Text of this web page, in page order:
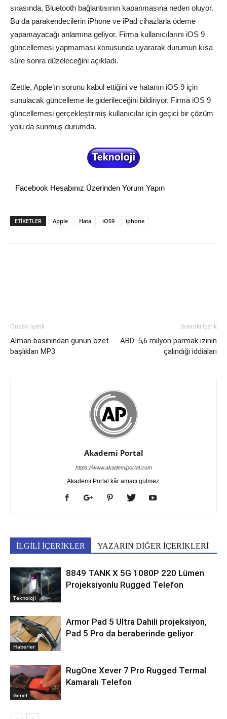
sırasında, Bluetooth bağlantısının kapanmasına neden oluyor.
Bu da parakendecilerin iPhone ve iPad cihazlarla ödeme
yapamayacağı anlamına geliyor. Firma kullanıcılarını iOS 9
güncellemesi yapmaması konusunda uyararak durumun kısa
süre sonra düzeleceğini açıkladı.
iZettle, Apple’ın sorunu kabul ettiğini ve hatanın iOS 9 için
sunulacak güncelleme ile giderileceğini bildiriyor. Firma iOS 9
güncellemesi gerçekleştirmiş kullanıcılar için geçici bir çözüm
yolu da sunmuş durumda.
Facebook Hesabınız Üzerinden Yorum Yapın
ETİKETLER Apple Hata iOS9 iphone
Önceki İçerik
Alman basınından günün özet
başlıkları MP3
Sonraki İçerik
ABD: 5,6 milyon parmak izinin
çalındığı iddiaları
Akademi Portal
https://www.akademiportal.com
Akademi Portal kâr amacı gütmez.
İLGİLİ İÇERİKLER YAZARIN DİĞER İÇERİKLERİ
Teknoloji
8849 TANK X 5G 1080P 220 Lümen
Projeksiyonlu Rugged Telefon
Haberler
Armor Pad 5 Ultra Dahili projeksiyon,
Pad 5 Pro da beraberinde geliyor
Genel
RugOne Xever 7 Pro Rugged Termal
Kamaralı Telefon